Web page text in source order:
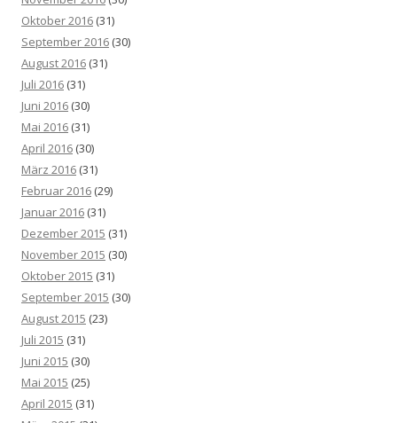
Oktober 2016 (31)
September 2016 (30)
August 2016 (31)
Juli 2016 (31)
Juni 2016 (30)
Mai 2016 (31)
April 2016 (30)
März 2016 (31)
Februar 2016 (29)
Januar 2016 (31)
Dezember 2015 (31)
November 2015 (30)
Oktober 2015 (31)
September 2015 (30)
August 2015 (23)
Juli 2015 (31)
Juni 2015 (30)
Mai 2015 (25)
April 2015 (31)